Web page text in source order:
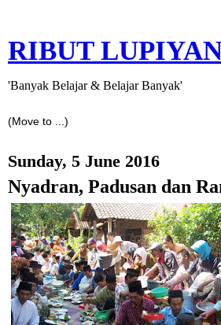
RIBUT
'Banyak Belajar & Belajar Banyak'
Sunday, 5 June 2016
Nyadran, Padusan dan